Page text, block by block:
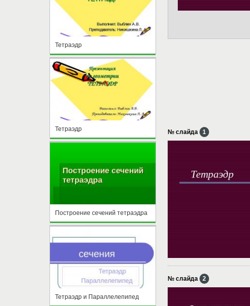
Тетраэдр
Тетраэдр
Построение сечений тетраэдра
Тетраэдр и Параллелепипед
№ слайда 1
№ слайда 2